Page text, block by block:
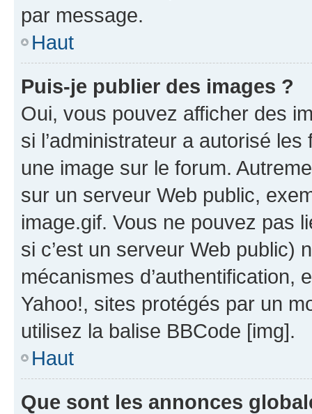
par message.
Haut
Puis-je publier des images ?
Oui, vous pouvez afficher des
si l’administrateur a autorisé
une image sur le forum.
sur un serveur Web public,
image.gif. Vous ne pouvez pas
si c’est un serveur Web public)
mécanismes d’authentification,
Yahoo!, sites protégés par un
utilisez la balise BBCode [img].
Haut
Que sont les annonces